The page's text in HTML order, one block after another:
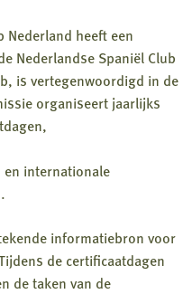
Nederland heeft een
Nederlandse Spaniël Club
is vertegenwoordigd in de
organiseert jaarlijks
internationale
informatiebron voor
de certificaatdagen
de taken van de